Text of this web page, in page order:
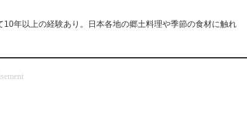
年以上の経験あり。日本各地の郷土料理や季節の食材に触れ